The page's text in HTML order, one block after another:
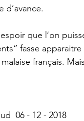
d’avance.
que l’on
fasse
français.
06 - 12 - 2018